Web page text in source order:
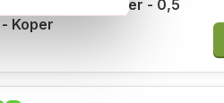
Flow Tuitgieter - 0,5
Koper